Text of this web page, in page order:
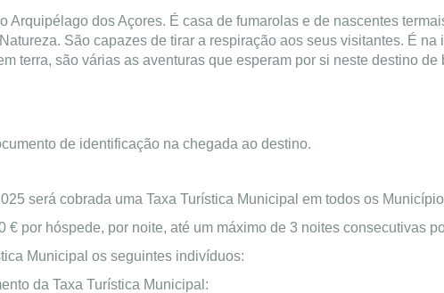
Arquipélago dos Açores. É casa de fumarolas e de nascentes
São capazes de tirar a respiração aos seus visitantes. É
terra, são várias as aventuras que esperam por si neste destino de
de identificação na chegada ao destino.
será cobrada uma Taxa Turística Municipal em todos os
€ por hóspede, por noite, até um máximo de 3 noites consecutivas
Municipal os seguintes indivíduos:
da Taxa Turística Municipal: